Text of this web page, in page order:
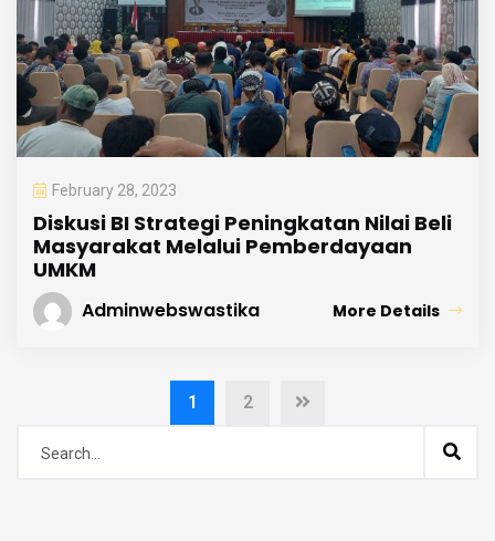
February 28, 2023
Diskusi BI Strategi Peningkatan Nilai Beli
Masyarakat Melalui Pemberdayaan
UMKM
Adminwebswastika More Details
1 2